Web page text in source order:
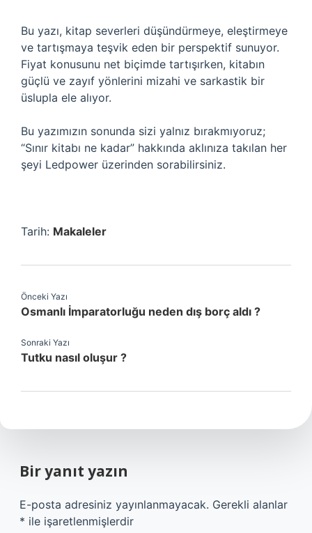
Bu yazı, kitap severleri düşündürmeye, eleştirmeye
ve tartışmaya teşvik eden bir perspektif sunuyor.
Fiyat konusunu net biçimde tartışırken, kitabın
güçlü ve zayıf yönlerini mizahi ve sarkastik bir
üslupla ele alıyor.
Bu yazımızın sonunda sizi yalnız bırakmıyoruz;
“Sınır kitabı ne kadar” hakkında aklınıza takılan her
şeyi Ledpower üzerinden sorabilirsiniz.
Tarih: Makaleler
Önceki Yazı
Osmanlı İmparatorluğu neden dış borç aldı ?
Sonraki Yazı
Tutku nasıl oluşur ?
Bir yanıt yazın
E-posta adresiniz yayınlanmayacak. Gerekli alanlar
* ile işaretlenmişlerdir